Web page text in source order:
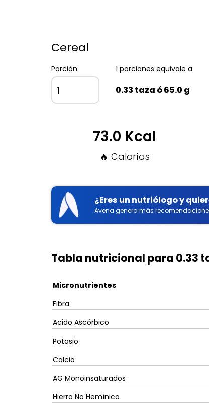
Cereal
Porción 1 porciones equivale a
0.33 taza ó 65.0 g
73.0 Kcal
🔥 Calorías
¿Eres un nutriólogo y
Avena genera más
Tabla nutricional para 0.33
Micronutrientes
Fibra
Acido Ascórbico
Potasio
Calcio
AG Monoinsaturados
Hierro No Hemínico